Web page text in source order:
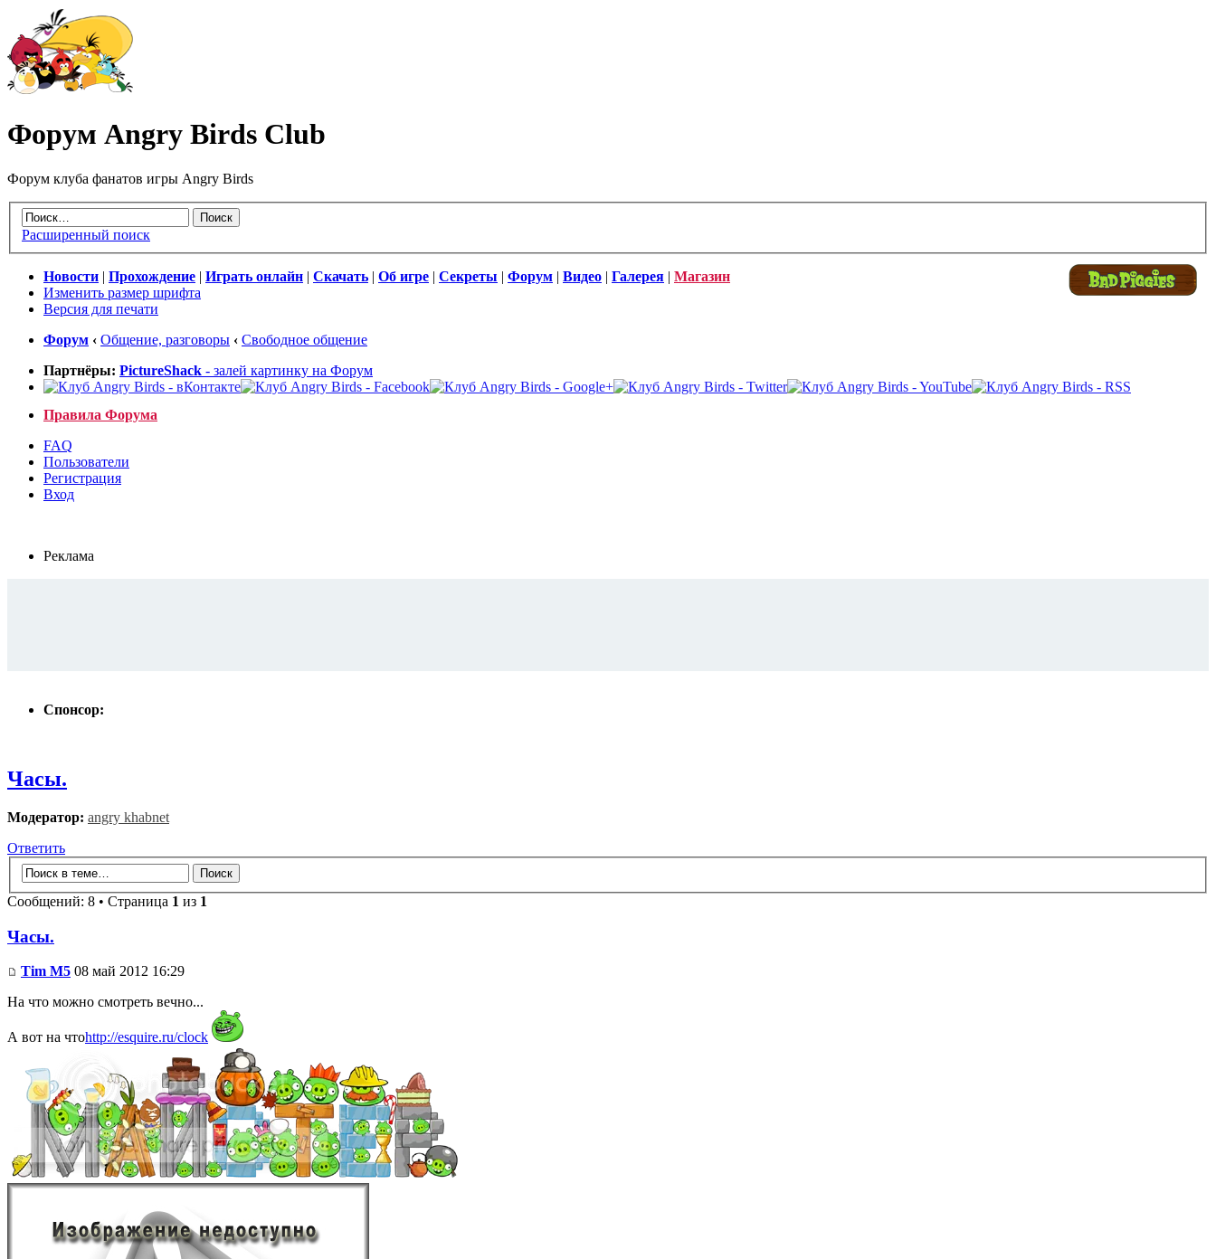
Форум Angry Birds Club
Форум клуба фанатов игры Angry Birds
Расширенный поиск
Новости Прохождение Играть онлайн Скачать Об игре Секреты Форум Видео Галерея
Магазин
Изменить размер шрифта
Версия для печати
Форум ‹ Общение, разговоры ‹ Свободное общение
Партнёры: PictureShack - залей картинку на Форум
Правила Форума
FAQ
Пользователи
Регистрация
Вход
Реклама
Спонсор:
Часы.
Модератор: angry khabnet
Ответить
Сообщений: 8 • Страница 1 из 1
Часы.
Tim M5 08 май 2012 16:29
На что можно смотреть вечно...
А вот на чтоhttp://esquire.ru/clock